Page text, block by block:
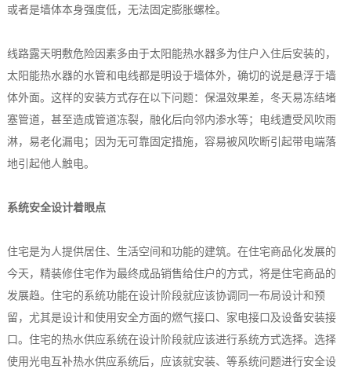
或者是墙体本身强度低，无法固定膨胀螺栓。
线路露天明敷危险因素多由于太阳能热水器多为住户入住后安装的，
太阳能热水器的水管和电线都是明设于墙体外，确切的说是悬浮于墙
体外面。这样的安装方式存在以下问题：保温效果差，冬天易冻结堵
塞管道，甚至造成管道冻裂，融化后向邻内渗水等；电线遭受风吹雨
淋，易老化漏电；因为无可靠固定措施，容易被风吹断引起带电端落
地引起他人触电。
系统安全设计着眼点
住宅是为人提供居住、生活空间和功能的建筑。在住宅商品化发展的
今天，精装修住宅作为最终成品销售给住户的方式，将是住宅商品的
发展趋。住宅的系统功能在设计阶段就应该协调同一布局设计和预
留，尤其是设计和使用安全方面的燃气接口、家电接口及设备安装接
口。住宅的热水供应系统在设计阶段就应该进行系统方式选择。选择
使用光电互补热水供应系统后，应该就安装、等系统问题进行安全设